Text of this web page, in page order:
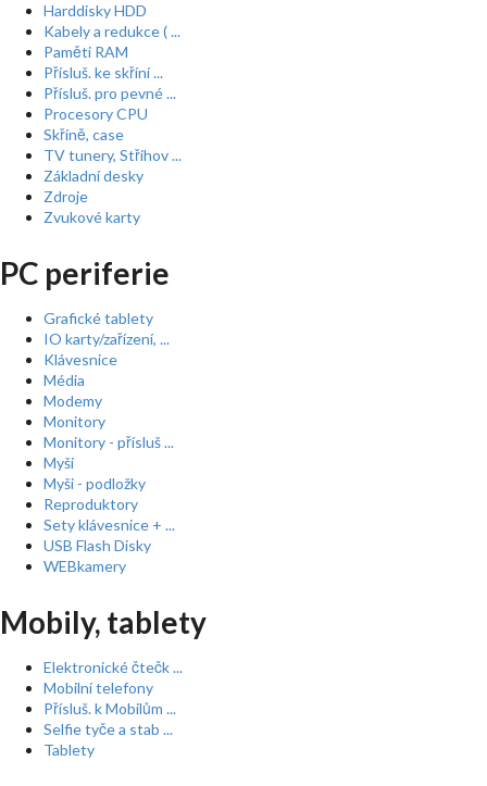
Harddisky HDD
Kabely a redukce ( ...
Paměti RAM
Přísluš. ke skříní ...
Přísluš. pro pevné ...
Procesory CPU
Skříně, case
TV tunery, Střihov ...
Základní desky
Zdroje
Zvukové karty
PC periferie
Grafické tablety
IO karty/zařízení, ...
Klávesnice
Média
Modemy
Monitory
Monitory - přísluš ...
Myši
Myši - podložky
Reproduktory
Sety klávesnice + ...
USB Flash Disky
WEBkamery
Mobily, tablety
Elektronické čtečk ...
Mobilní telefony
Přísluš. k Mobilům ...
Selfie tyče a stab ...
Tablety